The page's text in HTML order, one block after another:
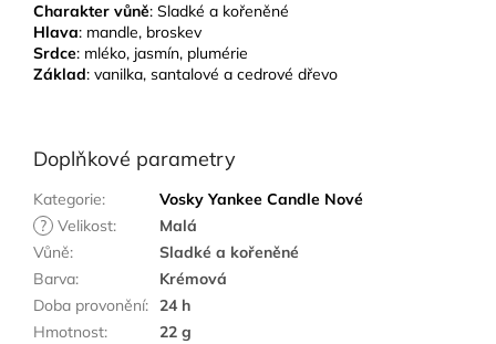
Charakter vůně: Sladké a kořeněné
Hlava: mandle, broskev
Srdce: mléko, jasmín, plumérie
Základ: vanilka, santalové a cedrové dřevo
Doplňkové parametry
Kategorie:
Vosky Yankee Candle Nové
? Velikost:
Malá
Vůně:
Sladké a kořeněné
Barva:
Krémová
Doba provonění: 24 h
Hmotnost:
22 g